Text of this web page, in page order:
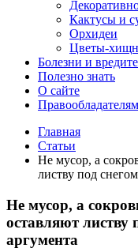
Кактусы и
Орхидеи
Цветы-
Болезни и
Полезно знать
О сайте
Правообладателям
Главная
Статьи
Не мусор, а
листву под
Не мусор, а
оставляют листву
аргумента